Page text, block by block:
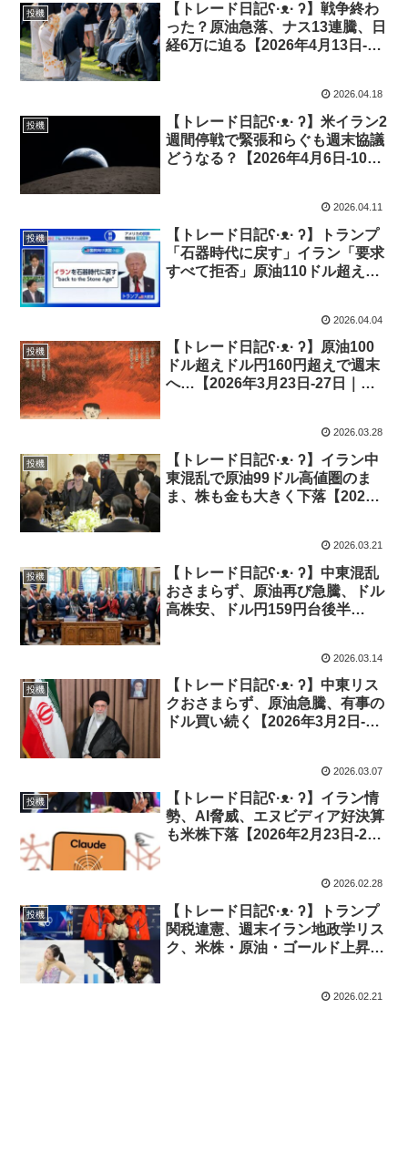
投機
【トレード日記ʕ·ᴥ· ʔ】戦争終わ
った？原油急落、ナス13連騰、日
経6万に迫る【2026年4月13日-17
2026.04.18
投機
【トレード日記ʕ·ᴥ· ʔ】米イラン2
週間停戦で緊張和らぐも週末協議
どうなる？【2026年4月6日-10日
2026.04.11
投機
【トレード日記ʕ·ᴥ· ʔ】トランプ
「石器時代に戻す」イラン「要求
すべて拒否」原油110ドル超え
2026.04.04
投機
【トレード日記ʕ·ᴥ· ʔ】原油100
ドル超えドル円160円超えで週末
へ…【2026年3月23日-27日｜投
2026.03.28
投機
【トレード日記ʕ·ᴥ· ʔ】イラン中
東混乱で原油99ドル高値圏のま
ま、株も金も大きく下落【2026
2026.03.21
投機
【トレード日記ʕ·ᴥ· ʔ】中東混乱
おさまらず、原油再び急騰、ドル
高株安、ドル円159円台後半
2026.03.14
投機
【トレード日記ʕ·ᴥ· ʔ】中東リス
クおさまらず、原油急騰、有事の
ドル買い続く【2026年3月2日-6
2026.03.07
投機
【トレード日記ʕ·ᴥ· ʔ】イラン情
勢、AI脅威、エヌビディア好決算
も米株下落【2026年2月23日-27
2026.02.28
投機
【トレード日記ʕ·ᴥ· ʔ】トランプ
関税違憲、週末イラン地政学リス
ク、米株・原油・ゴールド上昇で
2026.02.21